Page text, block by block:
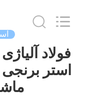
صفحه
اصلی
Reserved.فولاد
استر